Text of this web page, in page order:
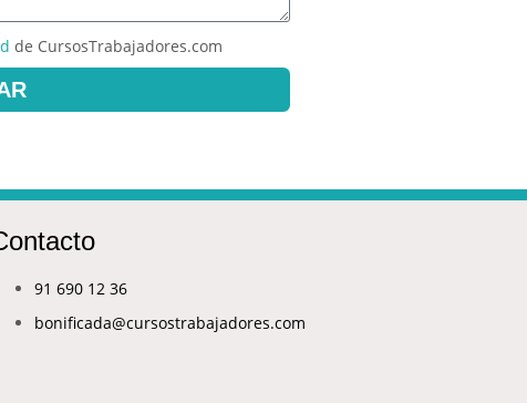
de CursosTrabajadores.com
91 690 12 36
bonificada@cursostrabajadores.com